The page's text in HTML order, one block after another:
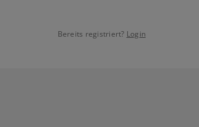
Bereits registriert? Login